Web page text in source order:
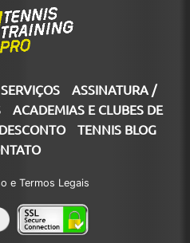
SERVIÇOS
ASSINATURA /
ACADEMIAS E CLUBES DE
TENNIS BLOG
e Termos Legais